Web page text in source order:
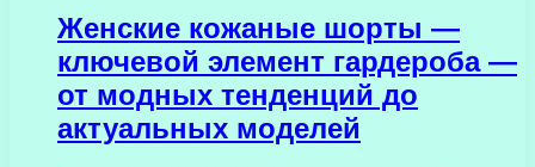
Женские кожаные шорты —
ключевой элемент гардероба —
от модных тенденций до
актуальных моделей